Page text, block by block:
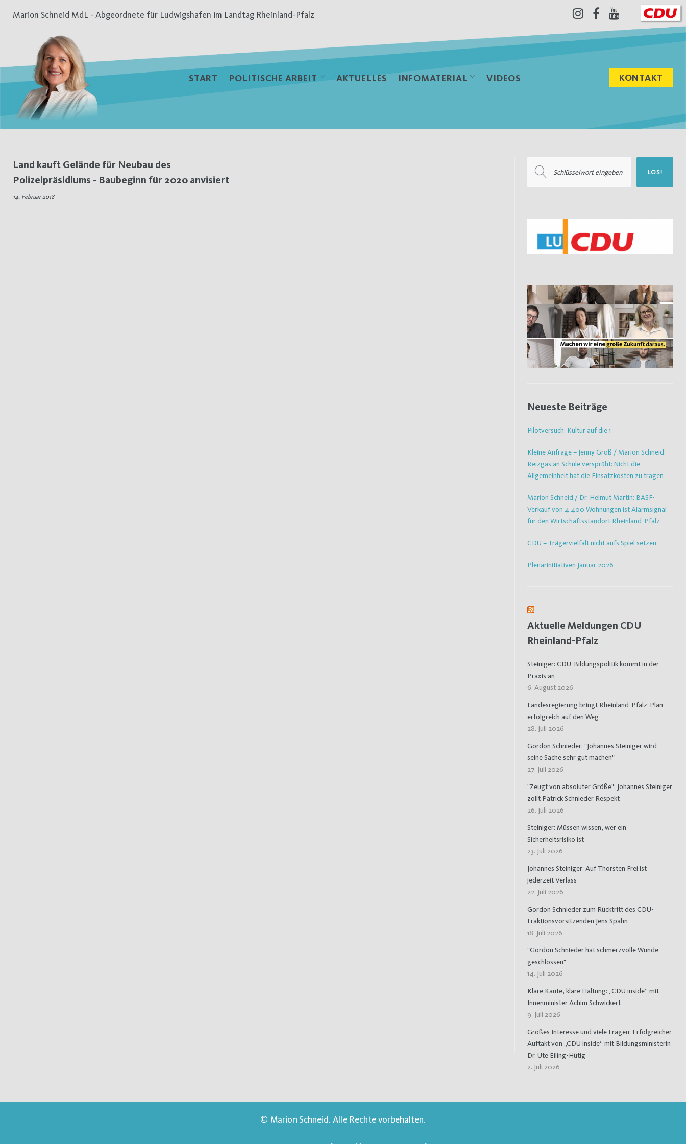
Inhalt
Marion Schneid MdL - Abgeordnete für Ludwigshafen im Landtag Rheinland-Pfalz
Instagram
Facebook
Youtube
START POLITISCHE ARBEIT AKTUELLES INFOMATERIAL VIDEOS KONTAKT
Schlagwort:
Kauf
Land kauft Gelände für Neubau des
Polizeipräsidiums - Baubeginn für 2020 anvisiert
14. Februar 2018
nach:
LOS!
Neueste Beiträge
Pilotversuch: Kultur auf die 1
Kleine Anfrage – Jenny Groß / Marion Schneid:
Reizgas an Schule versprüht: Nicht die
Allgemeinheit hat die Einsatzkosten zu tragen
Marion Schneid / Dr. Helmut Martin: BASF-
Verkauf von 4.400 Wohnungen ist Alarmsignal
für den Wirtschaftsstandort Rheinland-Pfalz
CDU – Trägervielfalt nicht aufs Spiel setzen
Plenarinitiativen Januar 2026
Aktuelle Meldungen CDU
Rheinland-Pfalz
Steiniger: CDU-Bildungspolitik kommt in der
Praxis an
6. August 2026
Landesregierung bringt Rheinland-Pfalz-Plan
erfolgreich auf den Weg
28. Juli 2026
Gordon Schnieder: "Johannes Steiniger wird
seine Sache sehr gut machen"
27. Juli 2026
"Zeugt von absoluter Größe": Johannes Steiniger
zollt Patrick Schnieder Respekt
26. Juli 2026
Steiniger: Müssen wissen, wer ein
Sicherheitsrisiko ist
23. Juli 2026
Johannes Steiniger: Auf Thorsten Frei ist
jederzeit Verlass
22. Juli 2026
Gordon Schnieder zum Rücktritt des CDU-
Fraktionsvorsitzenden Jens Spahn
18. Juli 2026
"Gordon Schnieder hat schmerzvolle Wunde
geschlossen"
14. Juli 2026
Klare Kante, klare Haltung: „CDU inside“ mit
Innenminister Achim Schwickert
9. Juli 2026
Großes Interesse und viele Fragen: Erfolgreicher
Auftakt von „CDU inside“ mit Bildungsministerin
Dr. Ute Eiling-Hütig
2. Juli 2026
© Marion Schneid. Alle Rechte vorbehalten.